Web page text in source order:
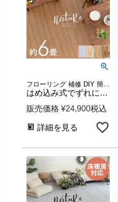
フローリング 補修 DIY 簡単 リフォーム 軽い 店舗 カフェ レストラン オフィス 土足 可能 ホットカーペット対応 リビング ダイニング キッチン 寝室 子供部屋 リゾート アジアン nature
はめ込み式でずれにくい木目調フロアタイル 72枚 約6畳分 床暖房対応 ナチュールシリーズ [set72-84263]
販売価格 ¥24,900税込
詳細を見る